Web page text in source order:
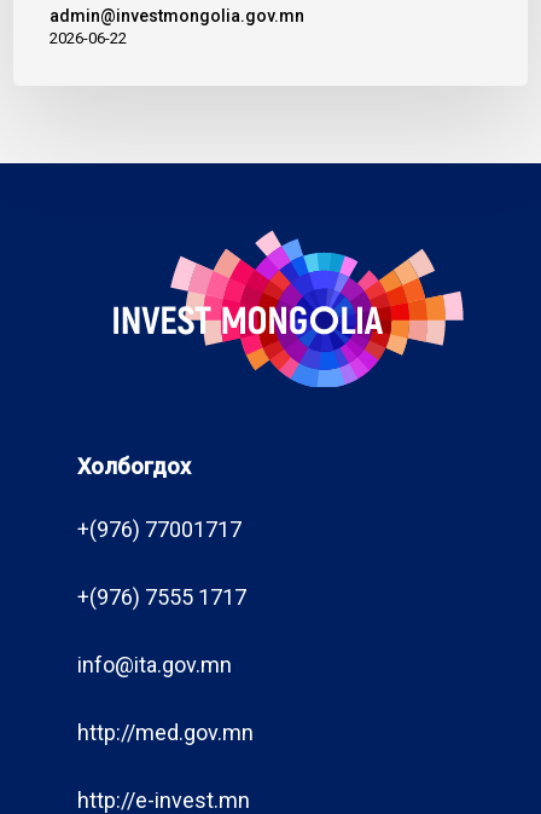
admin@investmongolia.gov.mn
2026-06-22
Холбогдох
+(976) 77001717
+(976) 7555 1717
info@ita.gov.mn
http://med.gov.mn
http://e-invest.mn